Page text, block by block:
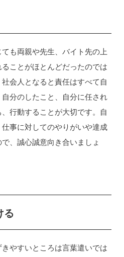
も両親や先生、バイト先の上
ことがほとんどだったのでは
会人となると責任はすべて自
分のしたこと、自分に任され
行動することが大切です。自
事に対してのやりがいや達成
、誠心誠意向き合いましょ
る
やすいところは言葉遣いでは